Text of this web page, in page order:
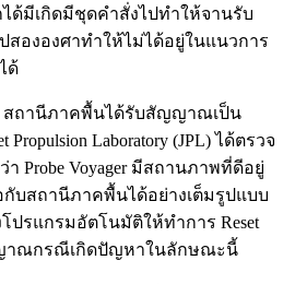
ได้มีเกิดมีชุดคำสั่งไปทำให้จานรับ
ององศาทำให้ไม่ได้อยู่ในแนวการ
ด้
สถานีภาคพื้นได้รับสัญญาณเป็น
Laboratory (JPL) ได้ตรวจ
Probe Voyager มีสถานภาพที่ดีอยู่
บสถานีภาคพื้นได้อย่างเต็มรูปแบบ
โปรแกรมอัตโนมัติให้ทำการ Reset
าณกรณีเกิดปัญหาในลักษณะนี้